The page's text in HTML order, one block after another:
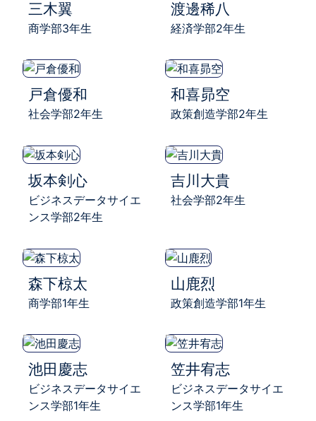
三木翼
商学部3年生
渡邊稀八
経済学部2年生
戸倉優和
社会学部2年生
和喜昴空
政策創造学部2年生
坂本剣心
ビジネスデータサイエ
ンス学部2年生
吉川大貴
社会学部2年生
森下椋太
商学部1年生
山鹿烈
政策創造学部1年生
池田慶志
ビジネスデータサイエ
ンス学部1年生
笠井宥志
ビジネスデータサイエ
ンス学部1年生